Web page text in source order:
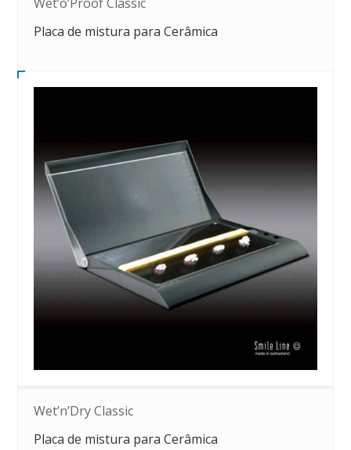
Placa de mistura para Cerâmica
Wet’n’Dry Classic
Placa de mistura para Cerâmica